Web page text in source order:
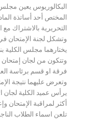
البكالوريوس يعين
المختص أحد أساتذة
التحريرية بالاشتراك مع
وتشكل لجنة الإمتحان
يختارهما مجلس الكلية
وتتكون من لجان
فرقة او قسم برئاسة
وتعرض عليهما نتيجة
يرأس عميد الكلية
أكثر لمراقبة الإمتحان
تلعن اسماء الطلاب